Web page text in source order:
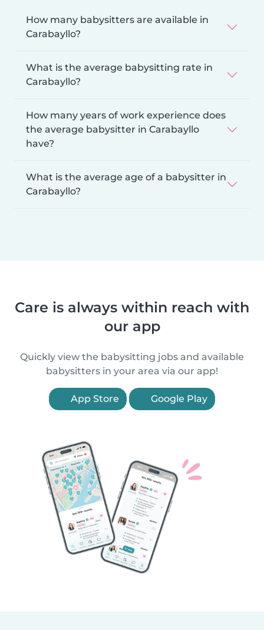
How many babysitters are available in
Carabayllo?
What is the average babysitting rate in
Carabayllo?
How many years of work experience does
the average babysitter in Carabayllo
have?
What is the average age of a babysitter in
Carabayllo?
Care is always within reach with
our app
Quickly view the babysitting jobs and available
babysitters in your area via our app!
App Store Google Play